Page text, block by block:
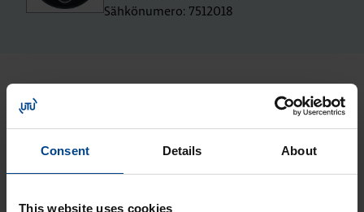
Consent Details About
This website uses cookies
Sähkönumero: 7512018
Uusimmat artikkelit aiheesta